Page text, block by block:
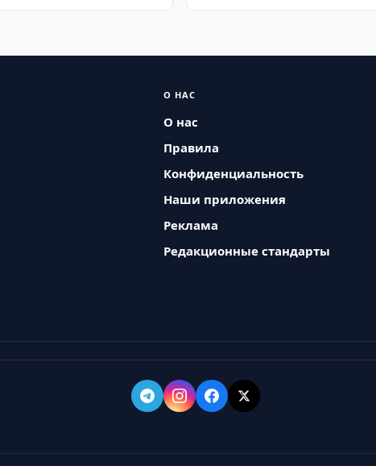
О НАС
О нас
Правила
Конфиденциальность
Наши приложения
Реклама
Редакционные стандарты